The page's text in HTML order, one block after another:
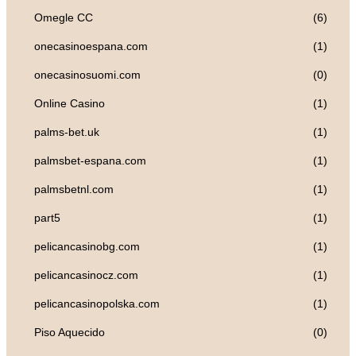
Omegle CC (6)
onecasinoespana.com (1)
onecasinosuomi.com (0)
Online Casino (1)
palms-bet.uk (1)
palmsbet-espana.com (1)
palmsbetnl.com (1)
part5 (1)
pelicancasinobg.com (1)
pelicancasinocz.com (1)
pelicancasinopolska.com (1)
Piso Aquecido (0)